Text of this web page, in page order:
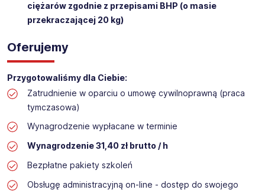
ciężarów zgodnie z przepisami BHP (o masie
przekraczającej 20 kg)
Oferujemy
Przygotowaliśmy dla Ciebie:
Zatrudnienie w oparciu o umowę cywilnoprawną (praca
tymczasowa)
Wynagrodzenie wypłacane w terminie
Wynagrodzenie 31,40 zł brutto / h
Bezpłatne pakiety szkoleń
Obsługę administracyjną on-line - dostęp do swojego